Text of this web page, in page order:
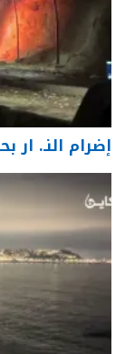
إضرام النـ. ار